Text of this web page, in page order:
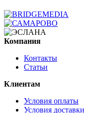
Компания
Контакты
Статьи
Клиентам
Условия оплаты
Условия доставки